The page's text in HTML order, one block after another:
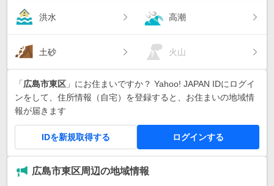
洪水 高潮
土砂 火山
「広島市東区 」にお住まいですか？ Yahoo! JAPAN IDにログイ
ンをして、住所情報（自宅）を登録すると、お住まいの地域情
報が届きます
IDを新規取得する ログインする
広島市東区周辺の地域情報